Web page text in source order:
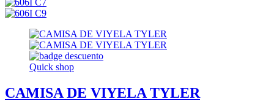
Quick shop
CAMISA DE VIYELA TYLER